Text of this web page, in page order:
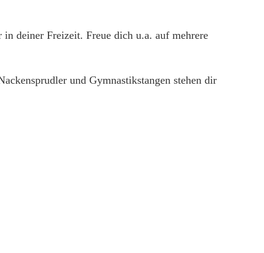
deiner Freizeit. Freue dich u.a. auf mehrere
und Gymnastikstangen stehen dir